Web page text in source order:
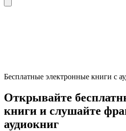
Бесплатные электронные книги с
Открывайте
книги и слушайте
аудиокниг